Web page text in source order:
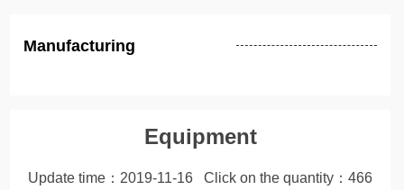
Manufacturing
Equipment
Update time：2019-11-16 Click on the quantity：466